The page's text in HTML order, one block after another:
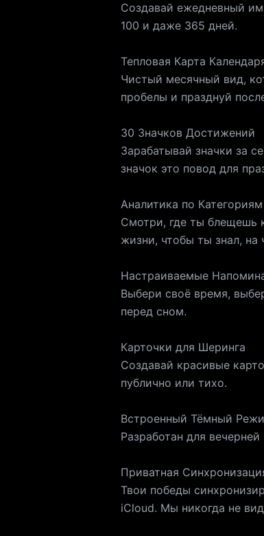
Создавай ежедневный
100 и даже 365 дней.
Тепловая Карта
Чистый месячный вид,
пробелы и празднуй
30 Значков Достижений
Зарабатывай значки за
значок это повод для
Аналитика по Категориям
Смотри, где ты блещешь
жизни, чтобы ты знал, на
Настраиваемые
Выбери своё время,
перед сном.
Карточки для Шеринга
Создавай красивые
публично или тихо.
Встроенный Тёмный
Разработан для
Приватная
Твои победы
iCloud. Мы никогда не